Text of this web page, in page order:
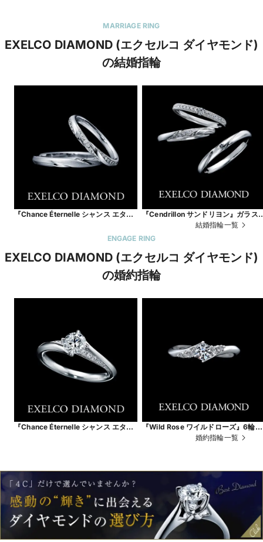
MARRIAGE RING
EXELCO DIAMOND (エクセルコ ダイヤモンド)
の結婚指輪
『Chance Éternelle シャンス エター
『Cendrillon サンドリヨン』ガラス
靴が導く、永遠の幸福結婚指輪一覧
ENGAGE RING
EXELCO DIAMOND (エクセルコ ダイヤモンド)
の婚約指輪
『Chance Éternelle シャンス エター
『Wild Rose ワイルドローズ』6輪の
小さなバラの花（6ピースのダイヤ）
婚約指輪一覧